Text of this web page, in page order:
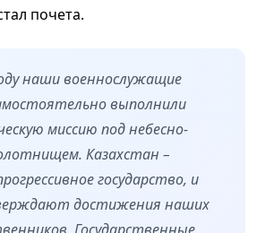
почета.
наши военнослужащие
выполнили
миссию под небесно-
Казахстан –
государство, и
достижения наших